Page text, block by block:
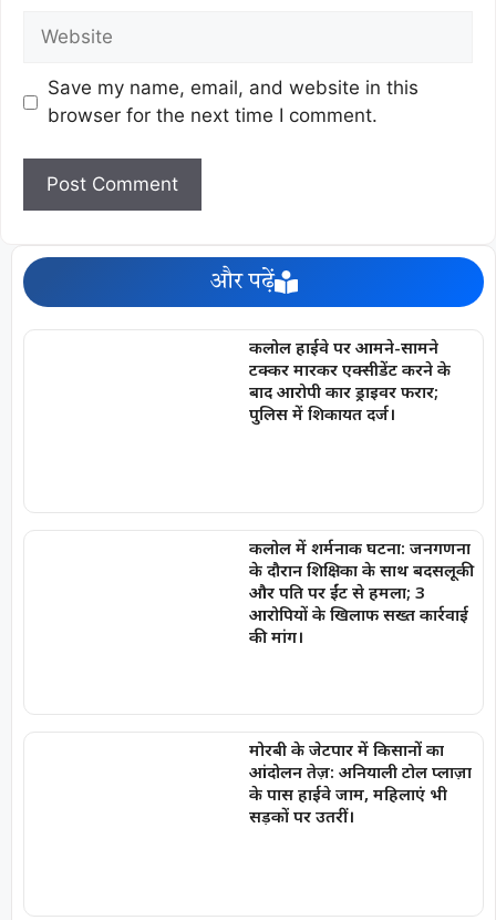
Save my name, email, and website in this
browser for the next time I comment.
और पढ़ें
कलोल हाईवे पर आमने-सामने
टक्कर मारकर एक्सीडेंट करने के
बाद आरोपी कार ड्राइवर फरार;
पुलिस में शिकायत दर्ज।
कलोल में शर्मनाक घटना: जनगणना
के दौरान शिक्षिका के साथ बदसलूकी
और पति पर ईंट से हमला; 3
आरोपियों के खिलाफ सख्त कार्रवाई
की मांग।
मोरबी के जेटपार में किसानों का
आंदोलन तेज़: अनियाली टोल प्लाज़ा
के पास हाईवे जाम, महिलाएं भी
सड़कों पर उतरीं।